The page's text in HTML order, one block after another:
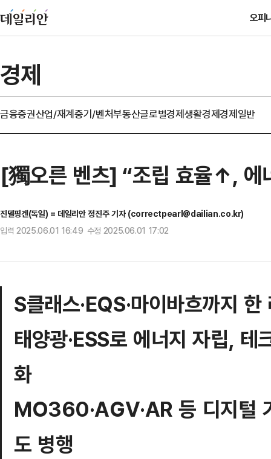
오피
경제
금융증권산업/재계중기/벤처부동산글로벌경제생활경제경제일반
[獨오른 벤츠] “조립 효율↑,
진델핑겐(독일) = 데일리안 정진주 기자 (correctpearl@dailian.co.kr)
입력 2025.06.01 16:49 수정 2025.06.01 17:02
S클래스·EQS·마이바흐까지
태양광·ESS로 에너지 자립, 테
화
MO360·AGV·AR 등 디지털
도 병행